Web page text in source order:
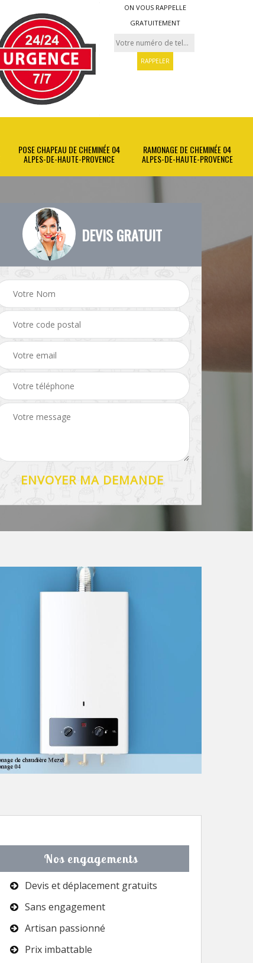
ON VOUS RAPPELLE
GRATUITEMENT
POSE CHAPEAU DE CHEMINÉE 04
ALPES-DE-HAUTE-PROVENCE
RAMONAGE DE CHEMINÉE 04
ALPES-DE-HAUTE-PROVENCE
DEVIS GRATUIT
Nos engagements
Devis et déplacement gratuits
Sans engagement
Artisan passionné
Prix imbattable